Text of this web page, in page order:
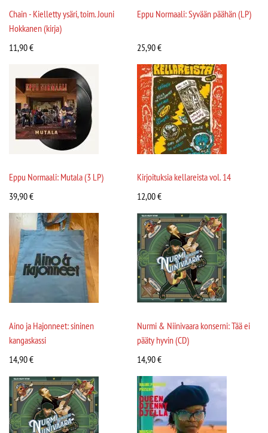
Chain - Kielletty ysäri, toim. Jouni
Hokkanen (kirja)
11,90€
Eppu Normaali: Syvään päähän (LP)
25,90€
Eppu Normaali: Mutala (3 LP)
39,90€
Kirjoituksia kellareista vol. 14
12,00€
Aino ja Hajonneet: sininen
kangaskassi
14,90€
Nurmi & Niinivaara konserni: Tää ei
pääty hyvin (CD)
14,90€